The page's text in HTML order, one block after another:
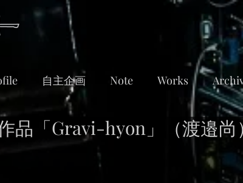
自主企画 Note Works
品「Gravi-hyon」（渡邉尚